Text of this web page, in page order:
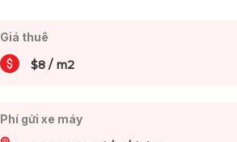
Giá thuê
$8 / m2
Phí gửi xe máy